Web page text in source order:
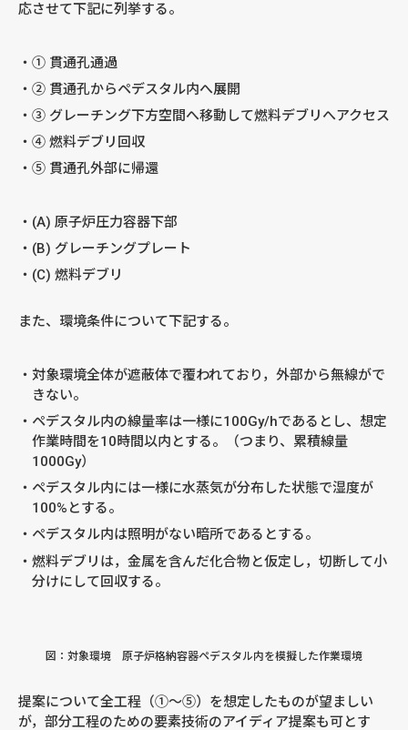
応させて下記に列挙する。
① 貫通孔通過
② 貫通孔からペデスタル内へ展開
③ グレーチング下方空間へ移動して燃料デブリへアクセス
④ 燃料デブリ回収
⑤ 貫通孔外部に帰還
(A) 原子炉圧力容器下部
(B) グレーチングプレート
(C) 燃料デブリ
また、環境条件について下記する。
対象環境全体が遮蔽体で覆われており，外部から無線がで
きない。
ペデスタル内の線量率は一様に100Gy/hであるとし、想定
作業時間を10時間以内とする。（つまり、累積線量
1000Gy）
ペデスタル内には一様に水蒸気が分布した状態で湿度が
100%とする。
ペデスタル内は照明がない暗所であるとする。
燃料デブリは，金属を含んだ化合物と仮定し，切断して小
分けにして回収する。
図：対象環境 原子炉格納容器ペデスタル内を模擬した作業環境
提案について全工程（①〜⑤）を想定したものが望ましい
が，部分工程のための要素技術のアイディア提案も可とす